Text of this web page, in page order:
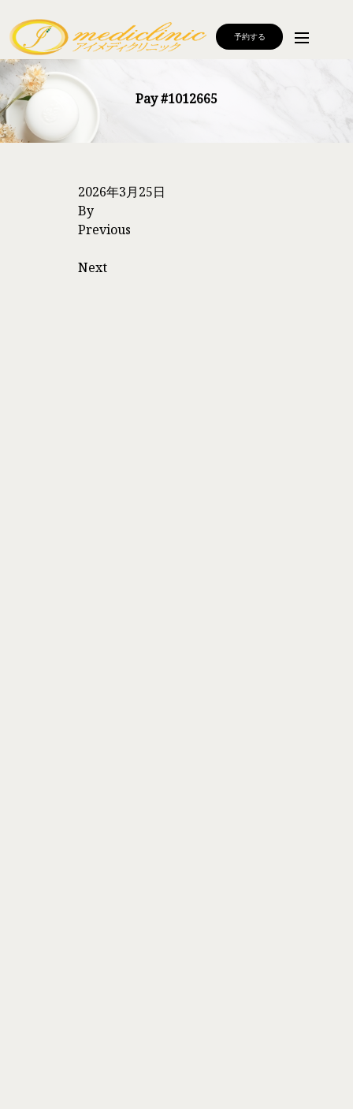
予約する
Pay #1012665
2026年3月25日
By
Previous
Next